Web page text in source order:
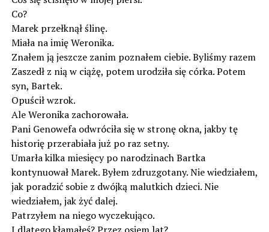
Co?
Marek przełknął ślinę.
Miała na imię Weronika.
Znałem ją jeszcze zanim poznałem ciebie. Byliśmy razem
Zaszedł z nią w ciążę, potem urodziła się córka. Potem
syn, Bartek.
Opuścił wzrok.
Ale Weronika zachorowała.
Pani Genowefa odwróciła się w stronę okna, jakby tę
historię przerabiała już po raz setny.
Umarła kilka miesięcy po narodzinach Bartka
kontynuował Marek. Byłem zdruzgotany. Nie wiedziałem,
jak poradzić sobie z dwójką malutkich dzieci. Nie
wiedziałem, jak żyć dalej.
Patrzyłem na niego wyczekująco.